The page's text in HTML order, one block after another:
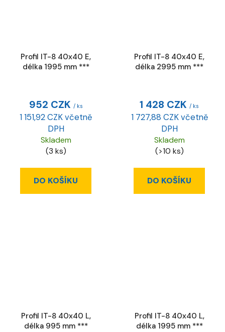
Profil IT-8 40x40 E,
délka 1995 mm ***
952 CZK / ks
1 151,92 CZK včetně
DPH
Skladem
(3 ks)
DO KOŠÍKU
Profil IT-8 40x40 E,
délka 2995 mm ***
1 428 CZK / ks
1 727,88 CZK včetně
DPH
Skladem
(>10 ks)
DO KOŠÍKU
Profil IT-8 40x40 L,
délka 995 mm ***
Profil IT-8 40x40 L,
délka 1995 mm ***